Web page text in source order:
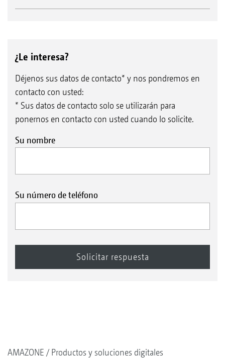
¿Le interesa?
Déjenos sus datos de contacto* y nos pondremos en
contacto con usted:
* Sus datos de contacto solo se utilizarán para
ponernos en contacto con usted cuando lo solicite.
Su nombre
Su número de teléfono
AMAZONE
Productos y soluciones digitales